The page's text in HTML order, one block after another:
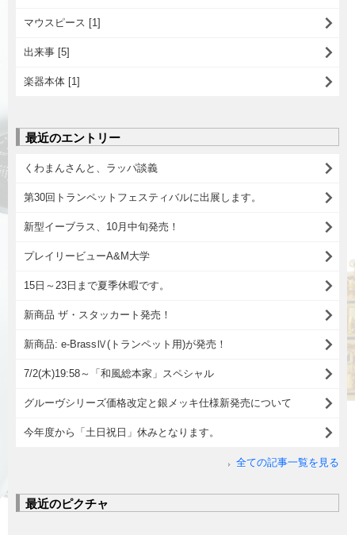
マウスピース [1]
出来事 [5]
楽器本体 [1]
最近のエントリー
くわまんさんと、ラッパ談義
第30回トランペットフェスティバルに出展します。
新型イーブラス、10月中旬発売！
プレイリービューA&M大学
15日～23日まで夏季休暇です。
新商品 ザ・スタッカート発売！
新商品: e-BrassⅣ(トランペット用)が発売！
7/2(木)19:58～「和風総本家」スペシャル
グルーヴシリーズ価格改定と銀メッキ仕様新発売について
今年度から「土日祝日」休みとなります。
全ての記事一覧を見る
最近のピクチャ